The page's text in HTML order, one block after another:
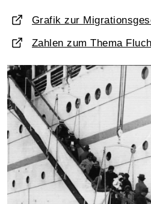
Grafik zur
Zahlen zum Thema